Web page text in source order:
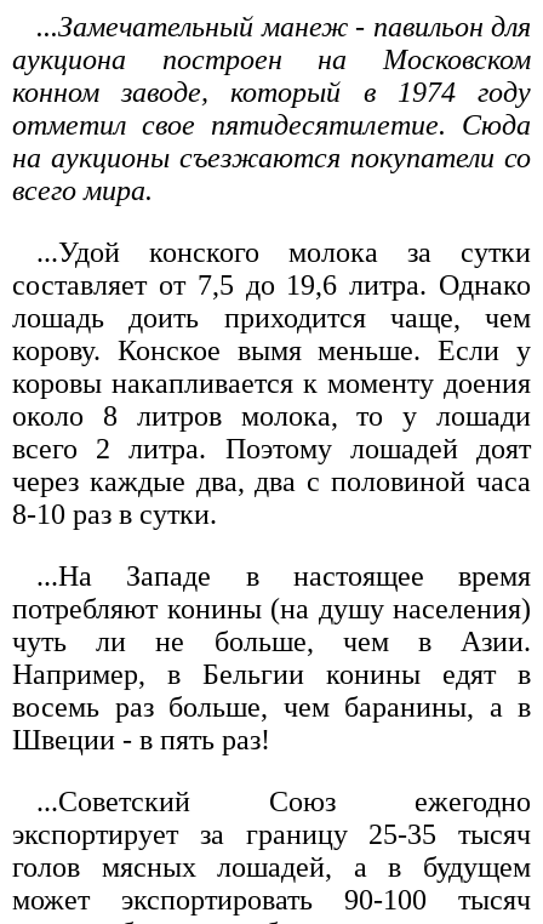
...Замечательный манеж - павильон для
аукциона построен на Московском
конном заводе, который в 1974 году
отметил свое пятидесятилетие. Сюда
на аукционы съезжаются покупатели со
всего мира.
...Удой конского молока за сутки
составляет от 7,5 до 19,6 литра. Однако
лошадь доить приходится чаще, чем
корову. Конское вымя меньше. Если у
коровы накапливается к моменту доения
около 8 литров молока, то у лошади
всего 2 литра. Поэтому лошадей доят
через каждые два, два с половиной часа
8-10 раз в сутки.
...На Западе в настоящее время
потребляют конины (на душу населения)
чуть ли не больше, чем в Азии.
Например, в Бельгии конины едят в
восемь раз больше, чем баранины, а в
Швеции - в пять раз!
...Советский Союз ежегодно
экспортирует за границу 25-35 тысяч
голов мясных лошадей, а в будущем
может экспортировать 90-100 тысяч